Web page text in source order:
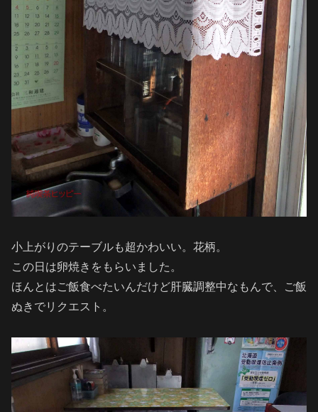
小上がりのテーブルも超かわいい。花柄。
この日は卵焼きをもらいました。
ほんとはご飯食べたいんだけど肝臓調整中なもんで、ご飯
ぬきでリクエスト。